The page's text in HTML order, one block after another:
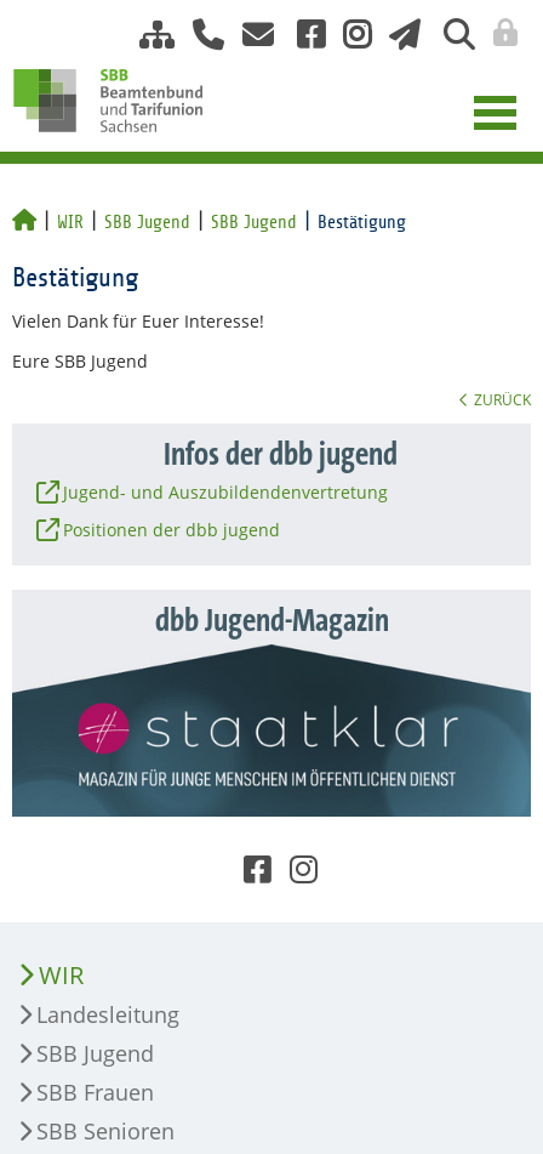
WIR SBB Jugend SBB Jugend Bestätigung
Bestätigung
Vielen Dank für Euer Interesse!
Eure SBB Jugend
ZURÜCK
Infos der dbb jugend
Jugend- und Auszubildendenvertretung
Positionen der dbb jugend
dbb Jugend-Magazin
WIR
Landesleitung
SBB Jugend
SBB Frauen
SBB Senioren